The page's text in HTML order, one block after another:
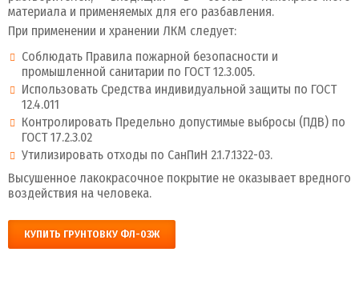
материала и применяемых для его разбавления.
При применении и хранении ЛКМ следует:
Соблюдать Правила пожарной безопасности и
промышленной санитарии по ГОСТ 12.3.005.
Использовать Средства индивидуальной защиты по ГОСТ
12.4.011
Контролировать Предельно допустимые выбросы (ПДВ) по
ГОСТ 17.2.3.02
Утилизировать отходы по СанПиН 2.1.7.1322-03.
Высушенное лакокрасочное покрытие не оказывает вредного
воздействия на человека.
КУПИТЬ ГРУНТОВКУ ФЛ-03Ж